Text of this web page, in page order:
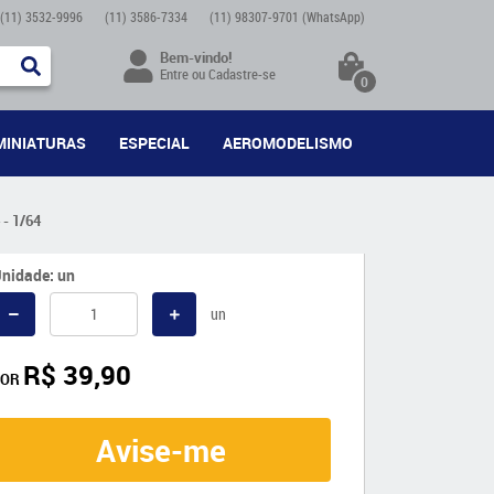
(11) 3532-9996 (11) 3586-7334 (11) 98307-9701 (WhatsApp)
Bem-vindo!
EntreouCadastre-se 0
ESPECIAL AEROMODELISMO
- 1/64
un
un
R$ 39,90
Avise-me